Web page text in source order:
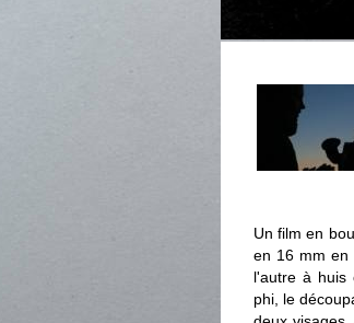
Un film en
en 16 mm en
l'autre à huis
phi, le